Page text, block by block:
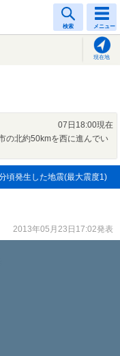
検索 メニュー
現在地
07日18:00現在
の北約50kmを西に進んでい
頃発生した地震(最大震度1)
2013年05月23日17:02発表